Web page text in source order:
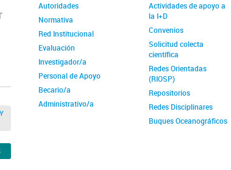
Autoridades
Normativa
Red Institucional
Evaluación
Investigador/a
Personal de Apoyo
Becario/a
Administrativo/a
Actividades de apoyo a
la I+D
Convenios
Solicitud colecta
científica
Redes Orientadas
(RIOSP)
Repositorios
Redes Disciplinares
Buques Oceanográficos